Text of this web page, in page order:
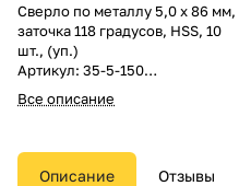
Сверло по металлу 5,0 х 86 мм,
заточка 118 градусов, HSS, 10
шт., (уп.)
Артикул: 35-5-150
Торговая марка: РемоКолор
В упаковке: 10 шт.
Размеры: 0.14м x 0.04м x 0.01м
Вес: 0.09кг
Все описание
Описание Отзывы